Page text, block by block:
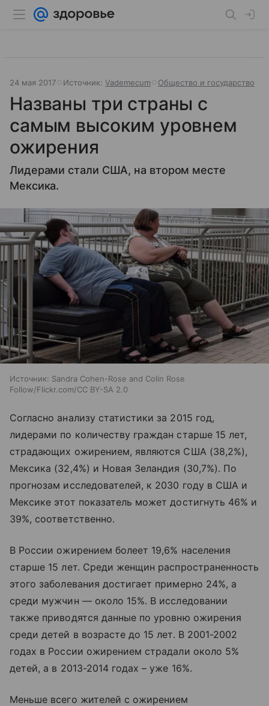
24 мая 2017 Источник: Vademecum Общество и государство
Названы три страны с
самым высоким уровнем
ожирения
Лидерами стали США, на втором месте
Мексика.
Источник: Sandra Cohen-Rose and Colin Rose
Follow/Flickr.com/CC BY-SA 2.0
Согласно анализу статистики за 2015 год,
лидерами по количеству граждан старше 15 лет,
страдающих ожирением, являются США (38,2%),
Мексика (32,4%) и Новая Зеландия (30,7%). По
прогнозам исследователей, к 2030 году в США и
Мексике этот показатель может достигнуть 46% и
39%, соответственно.
В России ожирением болеет 19,6% населения
старше 15 лет. Среди женщин распространенность
этого заболевания достигает примерно 24%, а
среди мужчин — около 15%. В исследовании
также приводятся данные по уровню ожирения
среди детей в возрасте до 15 лет. В 2001-2002
годах в России ожирением страдали около 5%
детей, а в 2013-2014 годах – уже 16%.
Меньше всего жителей с ожирением